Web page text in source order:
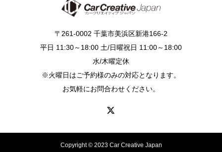
〒261-0002 千葉市美浜区新港166-2
平日 11:30～18:00 土/日曜祝日 11:00～18:00
水/木曜定休
※火曜日はご予約様のみの対応となります。
お気軽にお問合わせください。
Copyright © 2023 Car Creative Japan